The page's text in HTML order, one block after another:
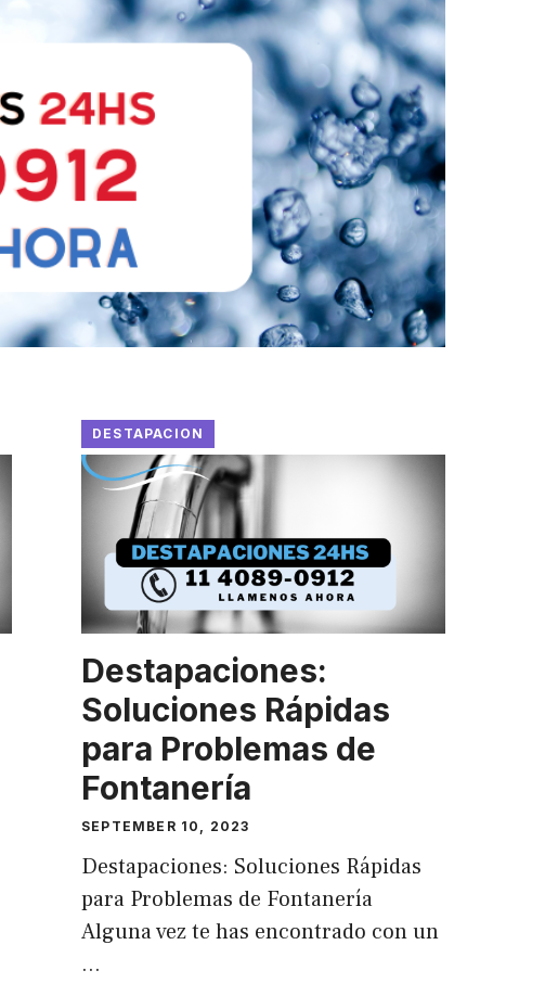
DESTAPACION
Destapaciones:
Soluciones Rápidas
para Problemas de
Fontanería
SEPTEMBER 10, 2023
Destapaciones: Soluciones Rápidas
para Problemas de Fontanería
Alguna vez te has encontrado con un
…